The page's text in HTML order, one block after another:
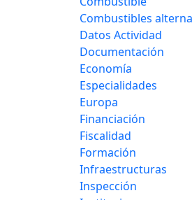
Combustibles
Datos Actividad
Documentación
Economía
Especialidades
Europa
Financiación
Fiscalidad
Formación
Infraestructuras
Inspección